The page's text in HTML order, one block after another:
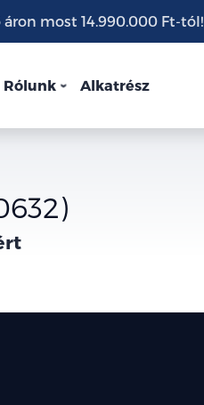
áron most 14.990.000 Ft-tól!
Rólunk Alkatrész